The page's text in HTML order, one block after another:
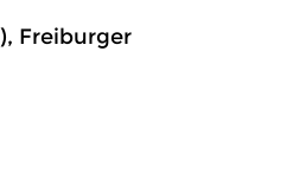
Freiburger